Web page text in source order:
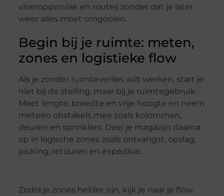
vloeroppervlak en routes zonder dat je later
weer alles moet omgooien.
Begin bij je ruimte: meten,
zones en logistieke flow
Als je zonder ruimteverlies wilt werken, start je
niet bij de stelling, maar bij je ruimtegebruik.
Meet lengte, breedte en vrije hoogte en neem
meteen obstakels mee zoals kolommen,
deuren en sprinklers. Deel je magazijn daarna
op in logische zones zoals ontvangst, opslag,
picking, retouren en expeditie.
Zodra je zones helder zijn, kijk je naar je flow.